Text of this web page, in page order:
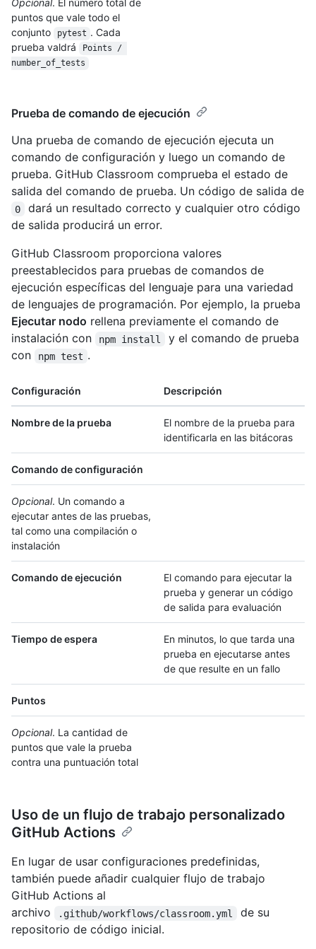
Opcional. El número total de
puntos que vale todo el
conjunto
pytest . Cada
prueba valdrá
Points /
number_of_tests
Prueba de comando de ejecución
Una prueba de comando de ejecución ejecuta un
comando de configuración y luego un comando de
prueba. GitHub Classroom comprueba el estado de
salida del comando de prueba. Un código de salida de
0
dará un resultado correcto y cualquier otro código
de salida producirá un error.
GitHub Classroom proporciona valores
preestablecidos para pruebas de comandos de
ejecución específicas del lenguaje para una variedad
de lenguajes de programación. Por ejemplo, la prueba
Ejecutar nodo rellena previamente el comando de
instalación con
npm install
y el comando de prueba
con
npm test .
Configuración Descripción
Nombre de la prueba
El nombre de la prueba para
identificarla en las bitácoras
Comando de configuración
Opcional. Un comando a
ejecutar antes de las pruebas,
tal como una compilación o
instalación
Comando de ejecución
El comando para ejecutar la
prueba y generar un código
de salida para evaluación
Tiempo de espera
En minutos, lo que tarda una
prueba en ejecutarse antes
de que resulte en un fallo
Puntos
Opcional. La cantidad de
puntos que vale la prueba
contra una puntuación total
Uso de un flujo de trabajo personalizado
GitHub Actions
En lugar de usar configuraciones predefinidas,
también puede añadir cualquier flujo de trabajo
GitHub Actions al
archivo
.github/workflows/classroom.yml
de su
repositorio de código inicial.